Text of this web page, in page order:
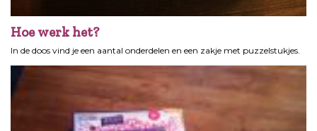
Hoe werk het?
In de doos vind je een aantal onderdelen en een zakje met puzzelstukjes.